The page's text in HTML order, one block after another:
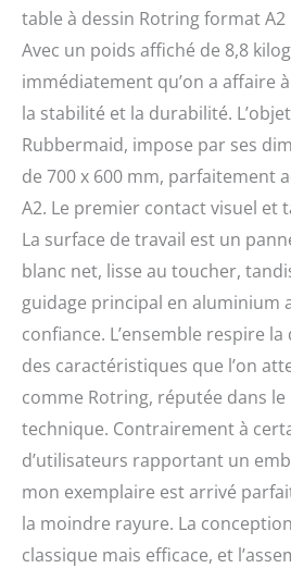
table à dessin Rotring format A2
Avec un poids affiché de 8,8
immédiatement qu’on a affaire
la stabilité et la durabilité.
Rubbermaid, impose par ses
de 700 x 600 mm, parfaitement
A2. Le premier contact visuel et
La surface de travail est un
blanc net, lisse au toucher,
guidage principal en aluminium
confiance. L’ensemble respire
des caractéristiques que l’on
comme Rotring, réputée dans
technique. Contrairement à
d’utilisateurs rapportant un
mon exemplaire est arrivé
la moindre rayure. La
classique mais efficace, et